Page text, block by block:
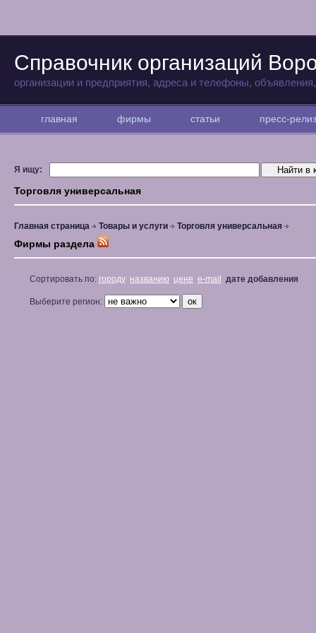
Справочник организаций
организации и предприятия, адреса и телефоны,
главная фирмы статьи пресс-
Я ищу:
Торговля универсальная
Главная страница Товары и услуги Торговля универсальная
Фирмы раздела
Сортировать по: городу названию цене e-mail дате добавления
Выберите регион: